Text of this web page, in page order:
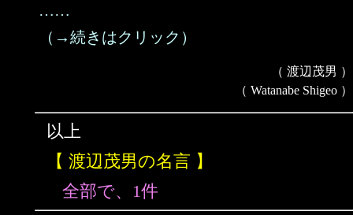
……
（→続きはクリック）
（ 渡辺茂男 ）
（ Watanabe Shigeo ）
以上
【 渡辺茂男の名言 】
全部で、1件